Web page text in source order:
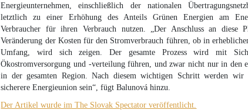
Energieunternehmen, einschließlich der nationalen
letztlich zu einer Erhöhung des Anteils Grünen Energien am
Verbraucher für ihren Verbrauch nutzen. „Der Anschluss an diese
Veränderung der Kosten für den Stromverbrauch führen, ob in
Umfang, wird sich zeigen. Der gesamte Prozess wird mit
Ökostromversorgung und -verteilung führen, und zwar nicht nur in den
in der gesamten Region. Nach diesem wichtigen Schritt werden wir
sicherere Energieunion sein“, fügt Balunová hinzu.
Der Artikel wurde im The Slovak Spectator veröffentlicht.